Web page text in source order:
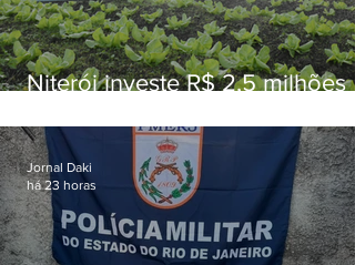
Niterói investe R$ 2,5 milhões
familiar para merenda escolar
Jornal Daki
há 23 horas